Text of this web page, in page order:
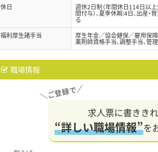
休日
週休2日制（年間休日114日以
間付与）、夏季休暇:4日、出産
る
福利厚生諸手当
厚生年金／協会健保／雇用保
薬剤師資格手当、調整手当、管
職場情報
求人票に書きき
“詳しい職場情報”を